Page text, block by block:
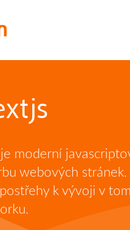
moderní
webových stránek.
k vývoji v